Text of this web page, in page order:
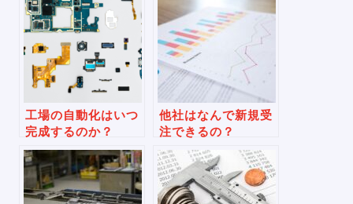
工場の自動化はいつ
完成するのか？
他社はなんで新規受
注できるの？